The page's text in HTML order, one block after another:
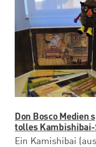
Don Bosco Medien
tolles Kambishibai-
Ein Kamishibai